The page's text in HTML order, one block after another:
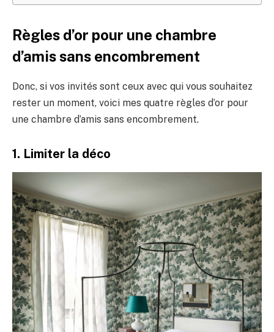
Règles d’or pour une chambre
d’amis sans encombrement
Donc, si vos invités sont ceux avec qui vous souhaitez
rester un moment, voici mes quatre règles d’or pour
une chambre d’amis sans encombrement.
1. Limiter la déco